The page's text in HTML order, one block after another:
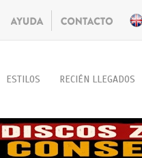
ESTILOS RECIÉN LLEGADOS